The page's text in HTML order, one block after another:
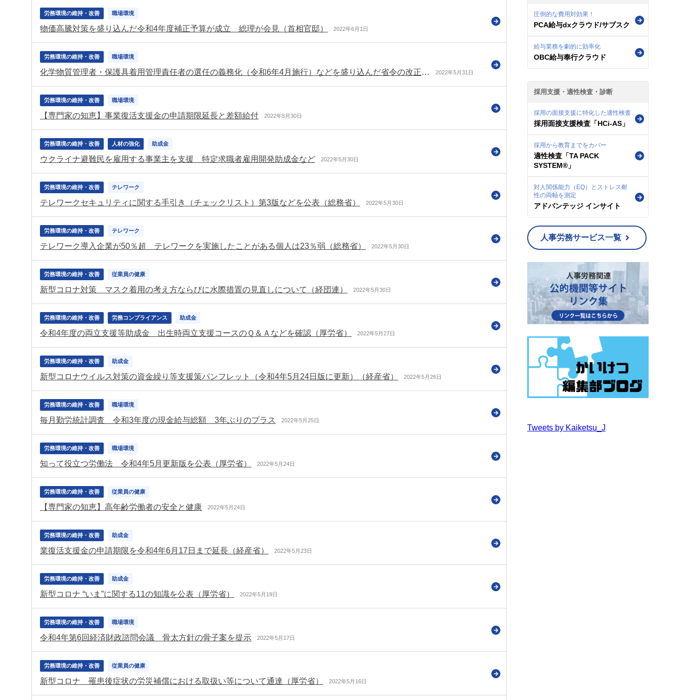
労務環境の維持・改善 職場環境
物価高騰対策を盛り込んだ令和4年度補正予算が成立 総理が会見（首相官邸） 2022年6月1日
労務環境の維持・改善 職場環境
化学物質管理者・保護具着用管理責任者の選任の義務化（令和6年4月施行）などを盛り込んだ省令の改正を官報に公布 2022年5月31日
労務環境の維持・改善 職場環境
【専門家の知恵】事業復活支援金の申請期限延長と差額給付 2022年5月30日
労務環境の維持・改善 人材の強化 助成金
ウクライナ避難民を雇用する事業主を支援 特定求職者雇用開発助成金など 2022年5月30日
労務環境の維持・改善 テレワーク
テレワークセキュリティに関する手引き（チェックリスト）第3版などを公表（総務省） 2022年5月30日
労務環境の維持・改善 テレワーク
テレワーク導入企業が50％超 テレワークを実施したことがある個人は23％弱（総務省） 2022年5月30日
労務環境の維持・改善 従業員の健康
新型コロナ対策 マスク着用の考え方ならびに水際措置の見直しについて（経団連） 2022年5月30日
労務環境の維持・改善 労務コンプライアンス 助成金
令和4年度の両立支援等助成金 出生時両立支援コースのＱ＆Ａなどを確認（厚労省） 2022年5月27日
労務環境の維持・改善 助成金
新型コロナウイルス対策の資金繰り等支援策パンフレット（令和4年5月24日版に更新）（経産省） 2022年5月26日
労務環境の維持・改善 職場環境
毎月勤労統計調査 令和3年度の現金給与総額 3年ぶりのプラス 2022年5月25日
労務環境の維持・改善 職場環境
知って役立つ労働法 令和4年5月更新版を公表（厚労省） 2022年5月24日
労務環境の維持・改善 従業員の健康
【専門家の知恵】高年齢労働者の安全と健康 2022年5月24日
労務環境の維持・改善 助成金
業復活支援金の申請期限を令和4年6月17日まで延長（経産省） 2022年5月23日
労務環境の維持・改善 助成金
新型コロナ “いま”に関する11の知識を公表（厚労省） 2022年5月19日
労務環境の維持・改善 職場環境
令和4年第6回経済財政諮問会議 骨太方針の骨子案を提示 2022年5月17日
労務環境の維持・改善 従業員の健康
新型コロナ 罹患後症状の労災補償における取扱い等について通達（厚労省） 2022年5月16日
圧倒的な費用対効果！
PCA給与dxクラウド/サブスク
給与業務を劇的に効率化
OBC給与奉行クラウド
採用支援・適性検査・診断
採用の面接支援に特化した適性検査
採用面接支援検査「HCi-AS」
採用から教育までをカバー
適性検査「TA PACK
SYSTEM®」
対人関係能力（EQ）とストレス耐
性の両軸を測定
アドバンテッジ インサイト
人事労務サービス一覧
Tweets by Kaiketsu_J